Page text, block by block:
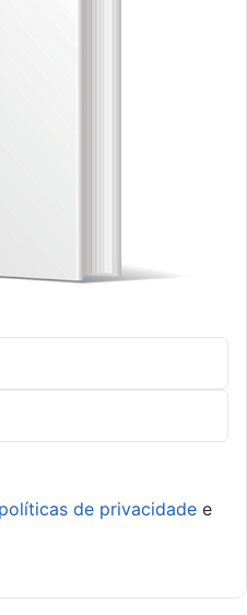
políticas de privacidade e